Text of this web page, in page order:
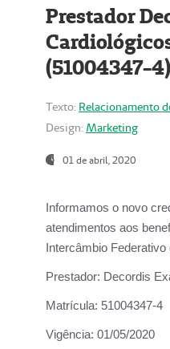
Prestador
(51004347-4)
Texto: Relacionamento
Design: Marketing
01 de abril, 2020
Informamos o novo
atendimentos aos
Intercâmbio Federativo
Prestador: Decordis
Matrícula: 51004347-4
Vigência: 01/05/2020